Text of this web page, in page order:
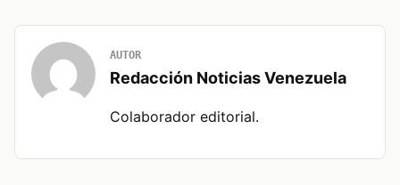
AUTOR
Redacción Noticias Venezuela
Colaborador editorial.